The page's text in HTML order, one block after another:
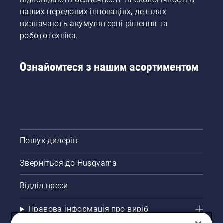
плями
бур’ян
зіпсують
потрібно
усунення
прогалин
газоні.
під час
наших передових інноваціях, де шлях
визначають акумуляторні рішення та
робототехніка.
Ознайомтеся з нашим асортиментом
Пошук дилерів
Зверніться до Husqvarna
Відділ преси
Правова інформація про виріб